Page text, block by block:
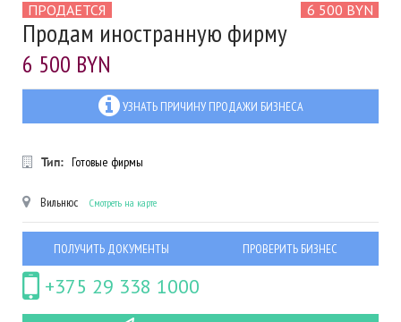
ПРОДАЕТСЯ 6 500 BYN
Продам иностранную фирму
6 500 BYN
УЗНАТЬ ПРИЧИНУ ПРОДАЖИ БИЗНЕСА
Тип: Готовые фирмы
Вильнюс Смотреть на карте
ПОЛУЧИТЬ ДОКУМЕНТЫ ПРОВЕРИТЬ БИЗНЕС
+375 29 338 1000